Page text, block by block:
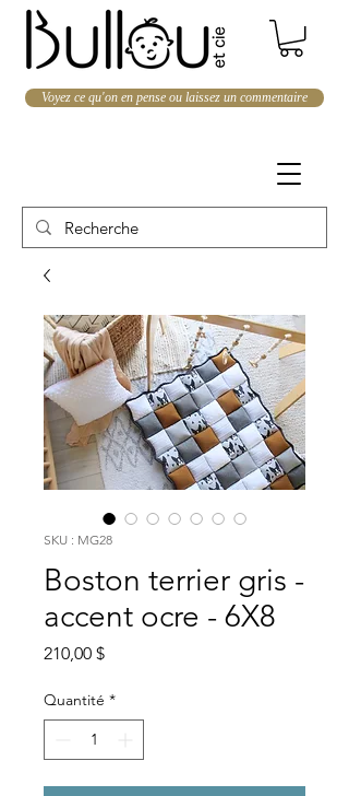
Voyez ce qu'on en pense ou laissez un commentaire
SKU : MG28
Boston terrier gris -
accent ocre - 6X8
210,00 $Prix
Quantité *